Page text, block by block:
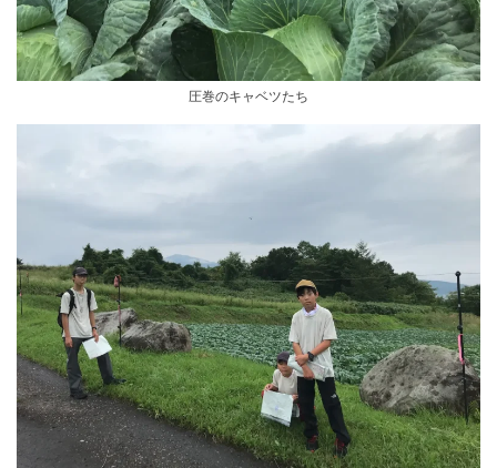
圧巻のキャベツたち